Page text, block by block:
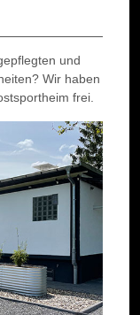
und
Wir haben
frei.